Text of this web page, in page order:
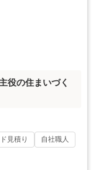
役の住まいづく
見積り
自社職人